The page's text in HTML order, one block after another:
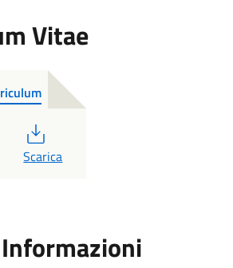
Vitae
PDF
Scarica